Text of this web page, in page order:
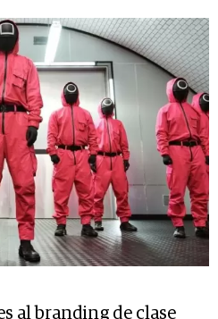
al branding de clase